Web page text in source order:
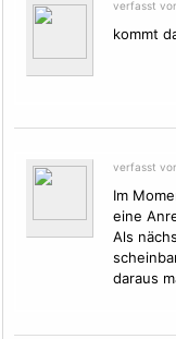
verfasst
kommt
verfasst
Im
eine
Als
daraus